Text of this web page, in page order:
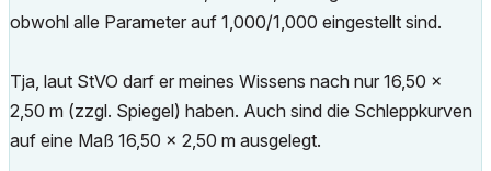
obwohl alle Parameter auf 1,000/1,000 eingestellt sind.
Tja, laut StVO darf er meines Wissens nach nur 16,50 x
2,50 m (zzgl. Spiegel) haben. Auch sind die Schleppkurven
auf eine Maß 16,50 x 2,50 m ausgelegt.